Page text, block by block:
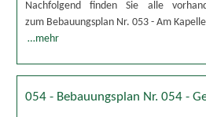
Nachfolgend finden Sie alle
zum Bebauungsplan Nr. 053 - Am
…mehr
054 - Bebauungsplan Nr. 054 -